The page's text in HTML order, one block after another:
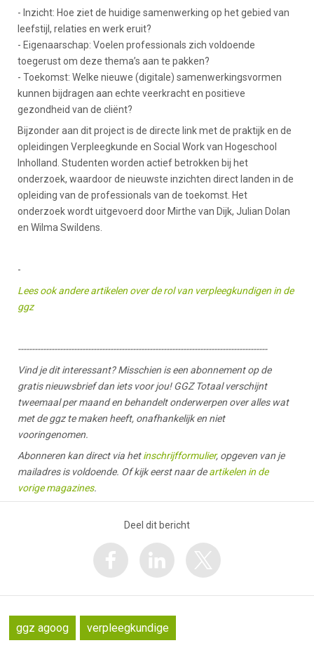
- Inzicht: Hoe ziet de huidige samenwerking op het gebied van
leefstijl, relaties en werk eruit?
- Eigenaarschap: Voelen professionals zich voldoende
toegerust om deze thema’s aan te pakken?
- Toekomst: Welke nieuwe (digitale) samenwerkingsvormen
kunnen bijdragen aan echte veerkracht en positieve
gezondheid van de cliënt?
Bijzonder aan dit project is de directe link met de praktijk en de
opleidingen Verpleegkunde en Social Work van Hogeschool
Inholland. Studenten worden actief betrokken bij het
onderzoek, waardoor de nieuwste inzichten direct landen in de
opleiding van de professionals van de toekomst. Het
onderzoek wordt uitgevoerd door Mirthe van Dijk, Julian Dolan
en Wilma Swildens.
-
Lees ook andere artikelen over de rol van verpleegkundigen in de
ggz
-----------------------------------------------------------------------------------------
Vind je dit interessant? Misschien is een abonnement op de
gratis nieuwsbrief dan iets voor jou! GGZ Totaal verschijnt
tweemaal per maand en behandelt onderwerpen over alles wat
met de ggz te maken heeft, onafhankelijk en niet
vooringenomen.
Abonneren kan direct via hetinschrijfformulier, opgeven van je
mailadres is voldoende. Of kijk eerst naar deartikelen in de
vorige magazines.
Deel dit bericht
ggz agoog verpleegkundige